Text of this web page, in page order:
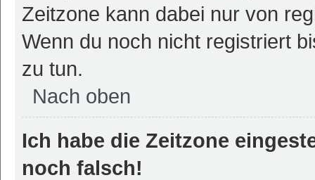
Zeitzone kann dabei nur von
Wenn du noch nicht registriert
zu tun.
Nach oben
Ich habe die Zeitzone
noch falsch!